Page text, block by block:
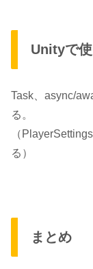
Unityで
Task、async/
る。
（
る）
まとめ